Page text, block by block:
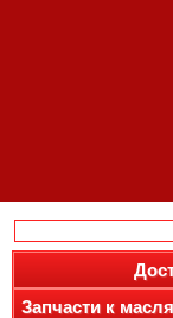
Запчасти к